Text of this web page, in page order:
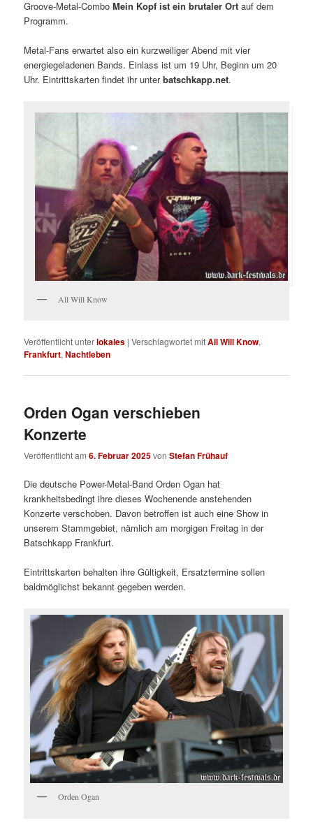
Groove-Metal-ComboMein Kopf ist ein brutaler Ort auf dem
Programm.
Metal-Fans erwartet also ein kurzweiliger Abend mit vier
energiegeladenen Bands. Einlass ist um 19 Uhr, Beginn um 20
Uhr. Eintrittskarten findet ihr unterbatschkapp.net.
All Will Know
Veröffentlicht unterlokales |Verschlagwortet mitAll Will Know,
Frankfurt,Nachtleben
Orden Ogan verschieben
Konzerte
Veröffentlicht am6. Februar 2025vonStefan Frühauf
Die deutsche Power-Metal-Band Orden Ogan hat
krankheitsbedingt ihre dieses Wochenende anstehenden
Konzerte verschoben. Davon betroffen ist auch eine Show in
unserem Stammgebiet, nämlich am morgigen Freitag in der
Batschkapp Frankfurt.
Eintrittskarten behalten ihre Gültigkeit, Ersatztermine sollen
baldmöglichst bekannt gegeben werden.
Orden Ogan